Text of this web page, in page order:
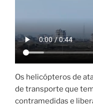
Os helicópteros de
de transporte que
contramedidas e